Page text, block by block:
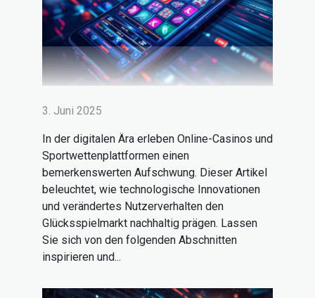
3. Juni 2025
In der digitalen Ära erleben Online-Casinos und
Sportwettenplattformen einen
bemerkenswerten Aufschwung. Dieser Artikel
beleuchtet, wie technologische Innovationen
und verändertes Nutzerverhalten den
Glücksspielmarkt nachhaltig prägen. Lassen
Sie sich von den folgenden Abschnitten
inspirieren und...